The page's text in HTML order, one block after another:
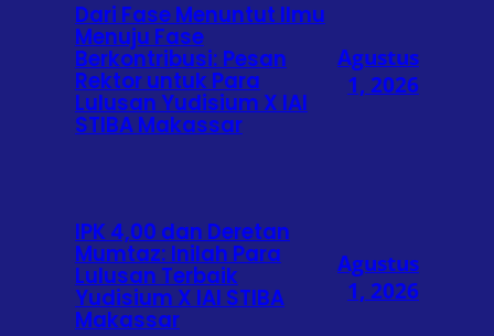
Dari Fase Menuntut Ilmu
Menuju Fase
Berkontribusi: Pesan
Rektor untuk Para
Lulusan Yudisium X IAI
STIBA Makassar
Agustus
1, 2026
IPK 4,00 dan Deretan
Mumtaz: Inilah Para
Lulusan Terbaik
Yudisium X IAI STIBA
Makassar
Agustus
1, 2026